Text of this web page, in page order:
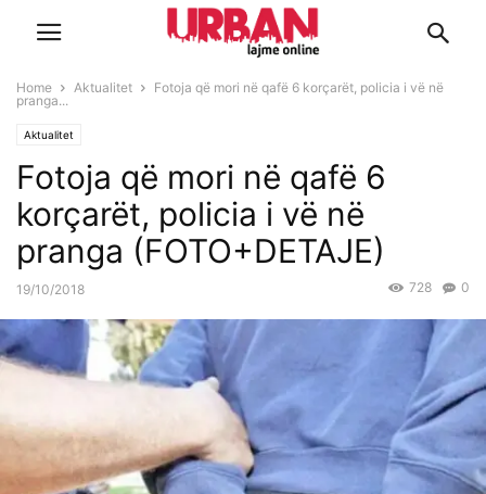
Home Aktualitet
Fotoja që mori në qafë 6 korçarët, policia i vë në
pranga...
Aktualitet
Fotoja që mori në qafë 6
korçarët, policia i vë në
pranga (FOTO+DETAJE)
19/10/2018 0
728